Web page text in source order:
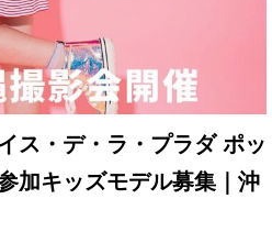
ス・デ・ラ・プラダ ポッ
加キッズモデル募集｜沖